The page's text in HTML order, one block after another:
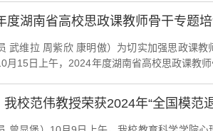
以其高度自动化、智能化的生产流程吸引了
度湖南省高校思政课教师骨干专题
武维拉 周紫欣 康明傲）为切实加强思政课
月15日上午，2024年度湖南省高校思政课教
处）部（处）长陈文雄出席活动，开班仪式
我校范伟教授荣获2024年“全国模范